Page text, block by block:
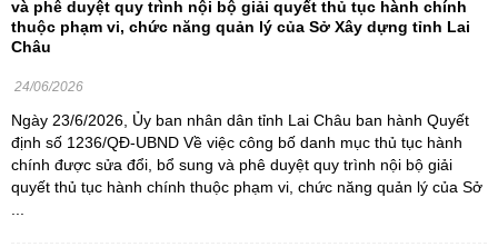
và phê duyệt quy trình nội bộ giải quyết thủ tục hành chính
thuộc phạm vi, chức năng quản lý của Sở Xây dựng tỉnh Lai
Châu
24/06/2026
Ngày 23/6/2026, Ủy ban nhân dân tỉnh Lai Châu ban hành Quyết
định số 1236/QĐ-UBND Về việc công bố danh mục thủ tục hành
chính được sửa đổi, bổ sung và phê duyệt quy trình nội bộ giải
quyết thủ tục hành chính thuộc phạm vi, chức năng quản lý của Sở